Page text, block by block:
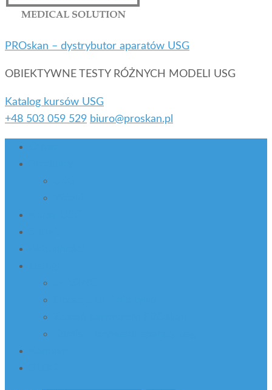
PROskan – dystrybutor aparatów USG
OBIEKTYWNE TESTY RÓŻNYCH MODELI USG
Katalog kursów USG
+48 503 059 529 biuro@proskan.pl